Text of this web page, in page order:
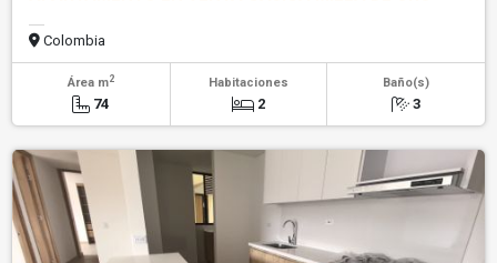
Colombia
Área m2
74
Habitaciones
2
Baño(s)
3